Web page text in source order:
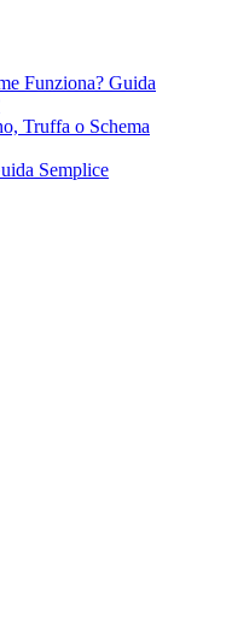
Funziona? Guida
Truffa o Schema
Semplice